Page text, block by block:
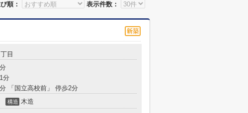
順：
表示件数：
目
分
「国立高校前」 停歩2分
構造 木造